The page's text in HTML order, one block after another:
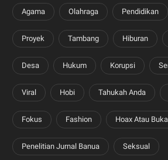
Agama Olahraga Pendidikan
Proyek Tambang Hiburan
Desa Hukum Korupsi
Viral Hobi Tahukah Anda
Fokus Fashion Hoax Atau
Penelitian Jurnal Banua Seksual